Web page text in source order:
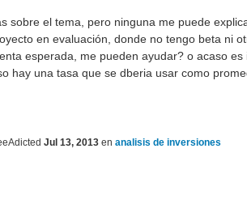
sobre el tema, pero ninguna me puede
en evaluación, donde no tengo beta ni
esperada, me pueden ayudar? o acaso es
hay una tasa que se dberia usar como
Jul 13, 2013 en analisis de inversiones